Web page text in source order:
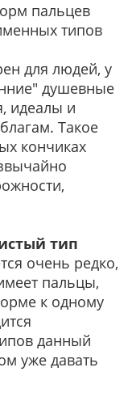
пальцев
типов
для людей, у
душевные
идеалы и
Такое
кончиках
тип
очень редко,
пальцы,
к одному
данный
уже давать